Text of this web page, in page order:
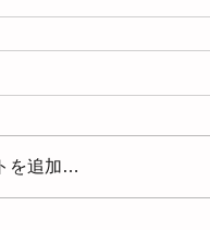
を追加…